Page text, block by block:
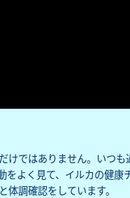
けではありません。いつ
よく見て、イルカの健康
調確認をしています。